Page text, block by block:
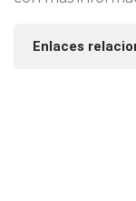
Enlaces